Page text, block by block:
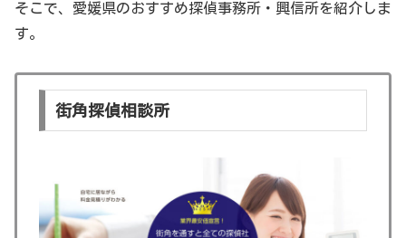
そこで、愛媛県のおすすめ探偵事務所・興信所を紹介しま
す。
街角探偵相談所